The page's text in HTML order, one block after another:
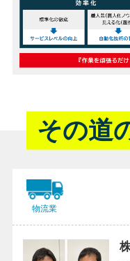
その道
物流業